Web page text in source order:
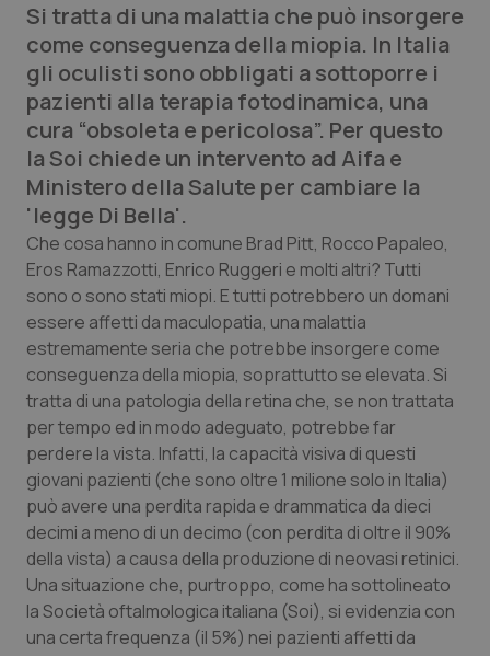
Lettere al direttore
Edizioni Regionali
QS Pro
Professionisti Sanitari.AI
Abruzzo
Basilicata
Calabria
Campania
Emilia-Romagna
Friuli Venezia Giulia
Lazio
QS Pro Gold
Artrite & artrosi
Asma & BPCO
Car-T
Colesterolo & coronaropatie
Dermatite Atopica
Diabete & glucometri
QS Club Newsletter
Si tratta di una malattia che può insorgere
come conseguenza della miopia. In Italia
gli oculisti sono obbligati a sottoporre i
pazienti alla terapia fotodinamica, una
cura “obsoleta e pericolosa”. Per questo
la Soi chiede un intervento ad Aifa e
Ministero della Salute per cambiare la
'legge Di Bella'.
Che cosa hanno in comune Brad Pitt, Rocco Papaleo,
Eros Ramazzotti, Enrico Ruggeri e molti altri? Tutti
sono o sono stati miopi. E tutti potrebbero un domani
essere affetti da maculopatia, una malattia
estremamente seria che potrebbe insorgere come
conseguenza della miopia, soprattutto se elevata. Si
tratta di una patologia della retina che, se non trattata
per tempo ed in modo adeguato, potrebbe far
perdere la vista. Infatti, la capacità visiva di questi
giovani pazienti (che sono oltre 1 milione solo in Italia)
può avere una perdita rapida e drammatica da dieci
decimi a meno di un decimo (con perdita di oltre il 90%
della vista) a causa della produzione di neovasi retinici.
Una situazione che, purtroppo, come ha sottolineato
la Società oftalmologica italiana (Soi), si evidenzia con
una certa frequenza (il 5%) nei pazienti affetti da